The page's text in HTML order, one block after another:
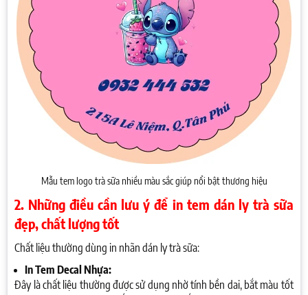
Mẫu tem logo trà sữa nhiều màu sắc giúp nổi bật thương hiệu
2. Những điều cần lưu ý để in tem dán ly trà sữa
đẹp, chất lượng tốt
Chất liệu thường dùng in nhãn dán ly trà sữa:
In Tem Decal Nhựa:
Đây là chất liệu thường được sử dụng nhờ tính bền dai, bắt màu tốt